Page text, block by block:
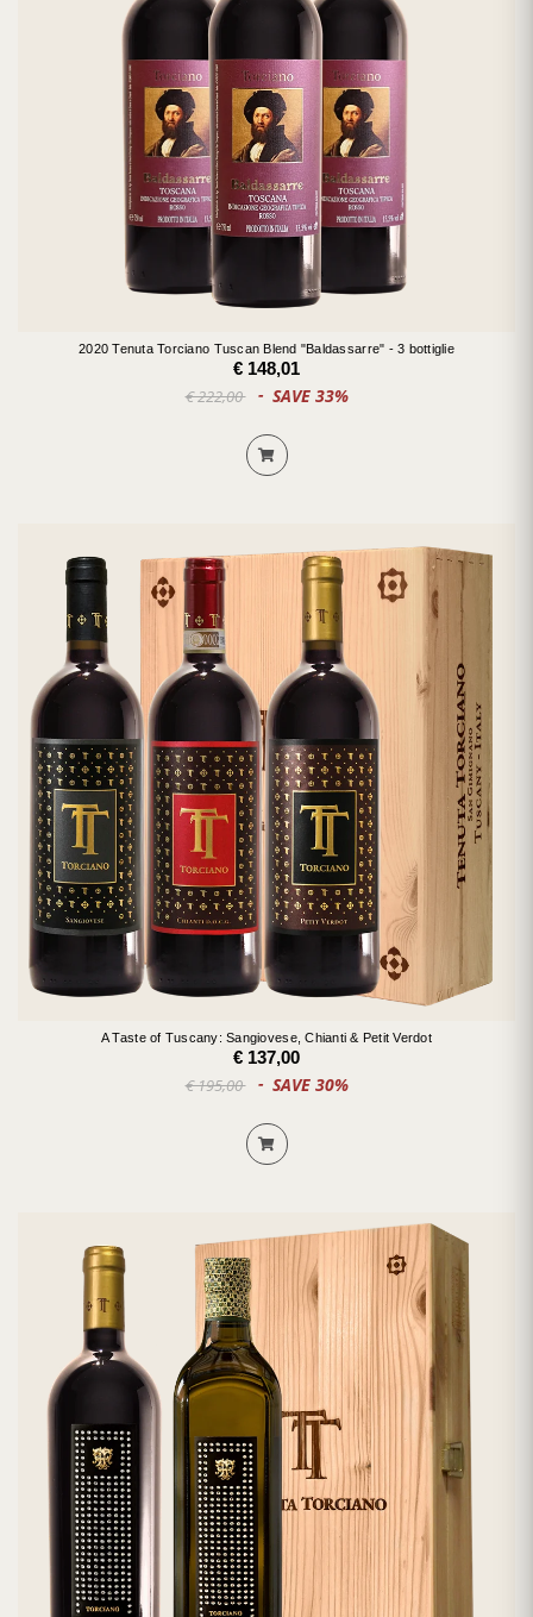
2020 Tenuta Torciano Tuscan Blend "Baldassarre" - 3 bottiglie
€ 148,01
€ 222,00 SAVE 33%
A Taste of Tuscany: Sangiovese, Chianti & Petit Verdot
€ 137,00
€ 195,00 SAVE 30%